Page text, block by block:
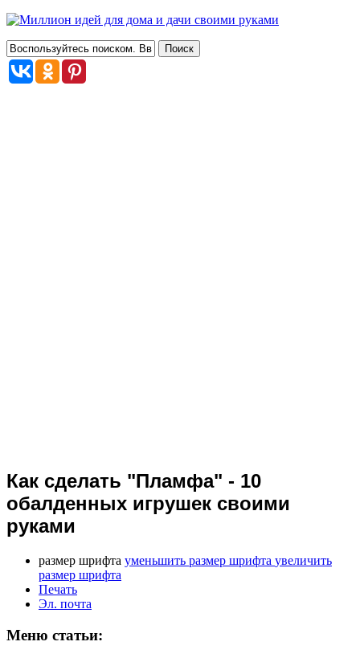
Как сделать "Пламфа" - 10
обалденных игрушек своими
руками
размер шрифта уменьшить размер шрифта увеличить
размер шрифта
Печать
Эл. почта
Меню статьи: